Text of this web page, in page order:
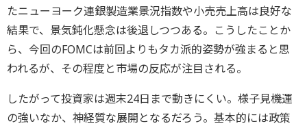
たニューヨーク連銀製造業景況指数や小売売上高は良好な
結果で、景気鈍化懸念は後退しつつある。こうしたことか
ら、今回のFOMCは前回よりもタカ派的姿勢が強まると思
われるが、その程度と市場の反応が注目される。
したがって投資家は週末24日まで動きにくい。様子見機運
の強いなか、神経質な展開となるだろう。基本的には政策